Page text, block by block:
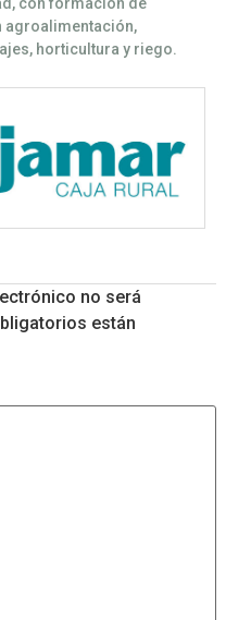
agroalimentación,
horticultura y riego.
no será
están